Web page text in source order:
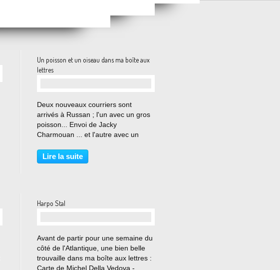
Un poisson et un oiseau dans ma boîte aux
lettres
Deux nouveaux courriers sont
arrivés à Russan ; l'un avec un gros
poisson... Envoi de Jacky
Charmouan ... et l'autre avec un
Carnavalet Quand je vous dis que
l'art postal nous fait voyager... Sur
Lire la suite
Harpo Stal
Avant de partir pour une semaine du
côté de l'Atlantique, une bien belle
trouvaille dans ma boîte aux lettres :
Carte de Michel Della Vedova -